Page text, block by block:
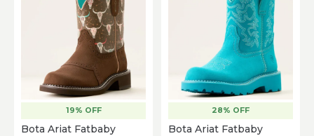
35 36 36.5
19% OFF
Bota Ariat Fatbaby
35.5 36 36.5
28% OFF
Bota Ariat Fatbaby